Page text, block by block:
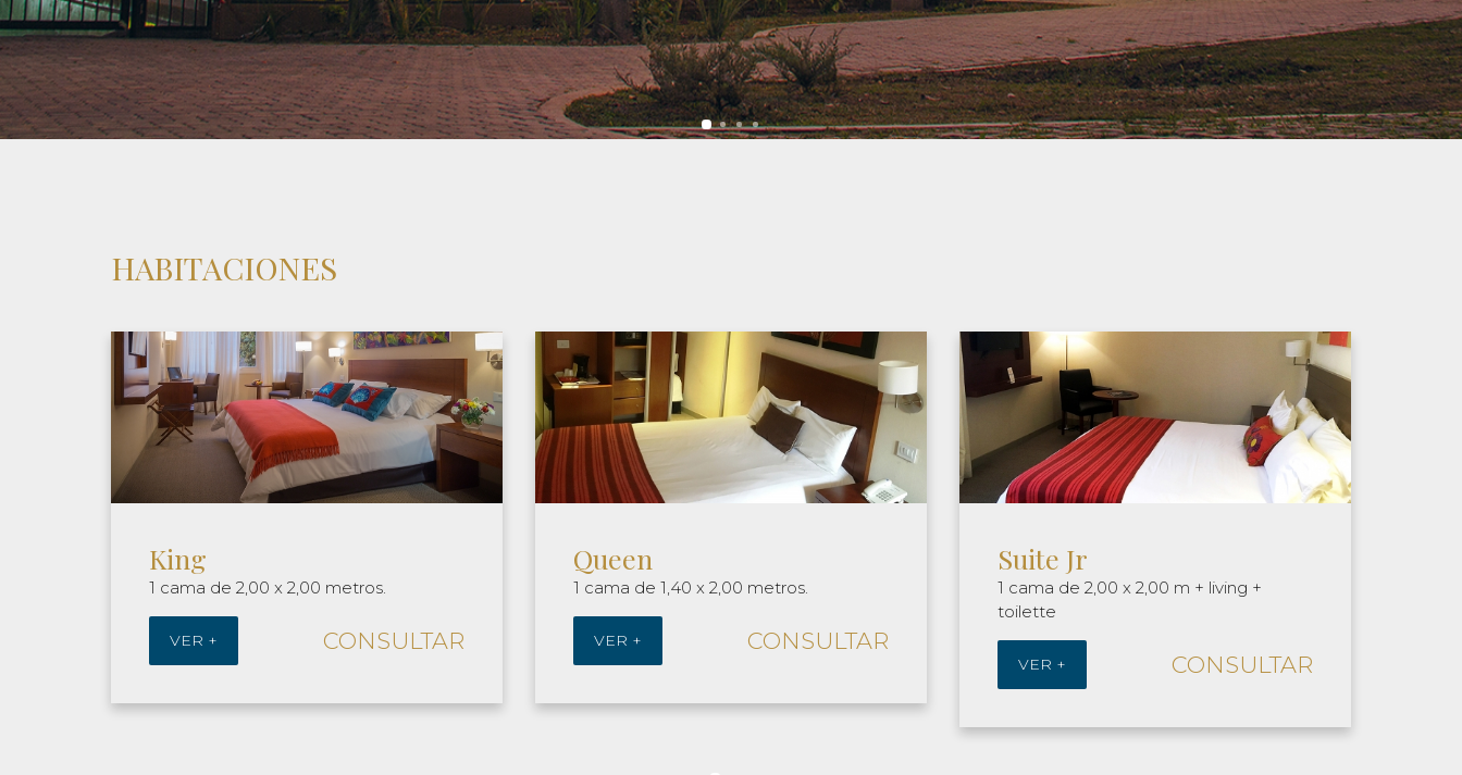
HABITACIONES
Queen
1 cama de 1,40 x 2,00 metros.
VER + CONSULTAR
Suite Jr
1 cama de 2,00 x 2,00 m + living +
toilette
VER +
Twin
2 camas de 1,40 x 2,00 metros.
VER +